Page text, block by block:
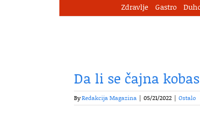
Zdravlje Gastro
Da li se čajna
ByRedakcija Magazina | 05/21/2022 | Ostalo